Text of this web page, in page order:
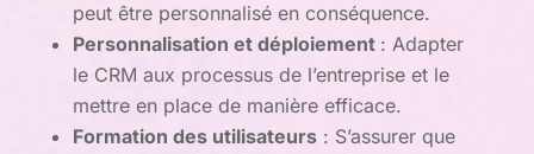
peut être personnalisé en conséquence.
Personnalisation et déploiement : Adapter
le CRM aux processus de l’entreprise et le
mettre en place de manière efficace.
Formation des utilisateurs: S’assurer que